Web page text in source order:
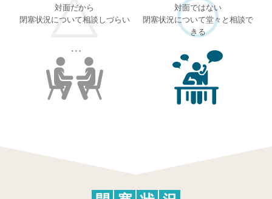
対面だから
閉塞状況について相談しづらい
対面ではない
閉塞状況について堂々と相談で
きる